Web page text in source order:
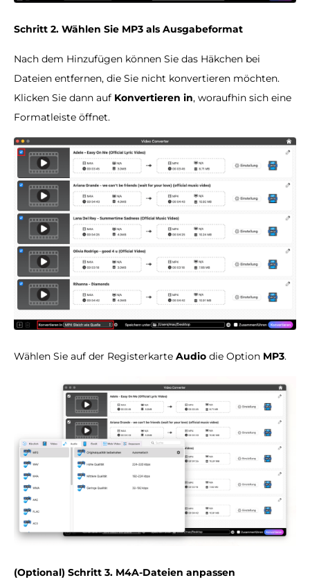
Schritt 2. Wählen Sie MP3 als Ausgabeformat
Nach dem Hinzufügen können Sie das Häkchen bei
Dateien entfernen, die Sie nicht konvertieren möchten.
Klicken Sie dann auf Konvertieren in, woraufhin sich eine
Formatleiste öffnet.
Wählen Sie auf der Registerkarte Audio die Option MP3.
(Optional) Schritt 3. M4A-Dateien anpassen